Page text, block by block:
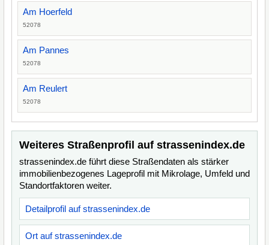
Am Hoerfeld
52078
Am Pannes
52078
Am Reulert
52078
Weiteres Straßenprofil auf strassenindex.de
strassenindex.de führt diese Straßendaten als stärker
immobilienbezogenes Lageprofil mit Mikrolage, Umfeld und
Standortfaktoren weiter.
Detailprofil auf strassenindex.de
Ort auf strassenindex.de